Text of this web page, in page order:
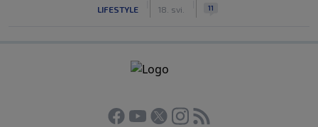
LIFESTYLE 18. svi. 11